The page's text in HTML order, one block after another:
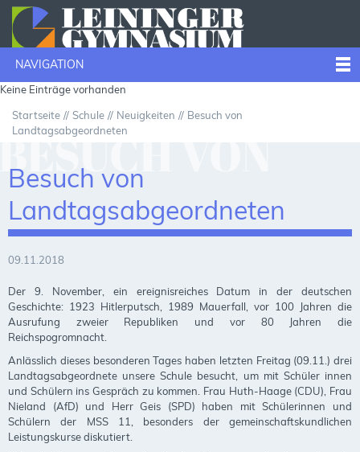
NAVIGATION
Keine Einträge vorhanden
VON
Startseite Schule Neuigkeiten
Besuch von
Landtagsabgeordneten
Besuch von
Landtagsabgeordneten
09.11.2018
Der 9. November, ein ereignisreiches Datum in der deutschen
Geschichte: 1923 Hitler­putsch, 1989 Mauerfall, vor 100 Jahren die
Ausrufung zweier Republiken und vor 80 Jah­ren die
Reichspogromnacht.
Anlässlich dieses besonderen Tages haben letzten Freitag (09.11.) drei
Landtagsabgeord­nete unsere Schule besucht, um mit Schüler innen
und Schülern ins Gespräch zu kommen. Frau Huth-Haage (CDU), Frau
Nieland (AfD) und Herr Geis (SPD) haben mit Schülerinnen und
Schülern der MSS 11, besonders der gemeinschaftskundlichen
Leistungskurse disku­tiert.